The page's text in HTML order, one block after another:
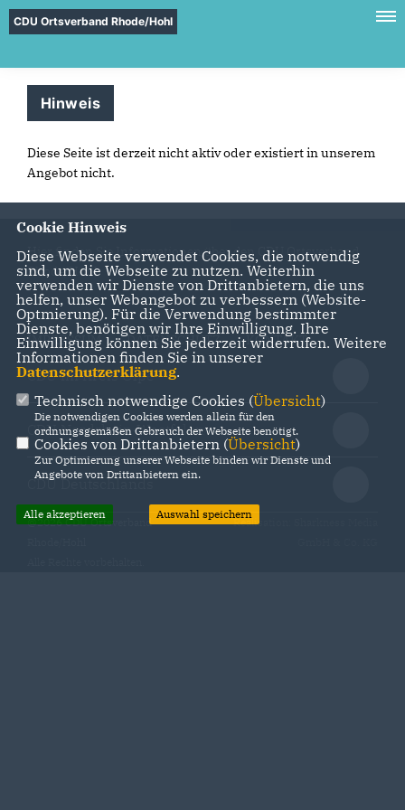
CDU Ortsverband Rhode/Hohl
Hinweis
Diese Seite ist derzeit nicht aktiv oder existiert in unserem
Angebot nicht.
Hier finden Sie Informationen über den CDU Ortsverband
Rhode/Hohl
IMPRESSUM DATENSCHUTZ KONTAKT
CDU im Kreis Olpe
CDU Nordrhein-Westfalen
CDU Deutschlands
@2026 CDU Ortsverband
Realisation: Sharkness Media
Cookie Hinweis
Diese Webseite verwendet Cookies, die notwendig
sind, um die Webseite zu nutzen. Weiterhin
verwenden wir Dienste von Drittanbietern, die uns
helfen, unser Webangebot zu verbessern (Website-
Optmierung). Für die Verwendung bestimmter
Dienste, benötigen wir Ihre Einwilligung. Ihre
Einwilligung können Sie jederzeit widerrufen. Weitere
Informationen finden Sie in unserer
Datenschutzerklärung.
Technisch notwendige Cookies (Übersicht)
Die notwendigen Cookies werden allein für den
ordnungsgemäßen Gebrauch der Webseite benötigt.
Cookies von Drittanbietern (Übersicht)
Zur Optimierung unserer Webseite binden wir Dienste und
Angebote von Drittanbietern ein.
Alle akzeptieren Auswahl speichern